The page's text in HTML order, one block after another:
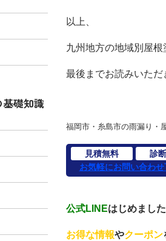
以上、
九州地方の地域別屋
最後までお読みいた
福岡市・糸島市の雨漏り・
見積無料
診
お気軽にお問い合わ
公式LINEはじめました
お得な情報やクーポン
礎知識